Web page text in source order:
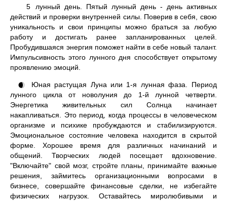
5
лунный день. Пятый лунный день - день активных
действий и проверки внутренней силы. Поверив в себя, свою
уникальность и свои принципы можно браться за любую
работу и достигать ранее запланированных целей.
Пробудившаяся энергия поможет найти в себе новый талант.
Импульсивность этого лунного дня способствует открытому
проявлению эмоций.
🌒
Юная растущая Луна или 1-я лунная фаза. Период
лунного цикла от новолуния до 1-й лунной четверти.
Энергетика живительных сил Солнца начинает
накапливаться. Это период, когда процессы в человеческом
организме и психике пробуждаются и стабилизируются.
Эмоциональное состояние человека находится в скрытой
форме. Хорошее время для различных начинаний и
общений. Творческих людей посещает вдохновение.
"Включайте" свой мозг, стройте планы, принимайте важные
решения, займитесь организационными вопросами в
бизнесе, совершайте финансовые сделки, не избегайте
физических нагрузок. Оставайтесь миролюбивыми и